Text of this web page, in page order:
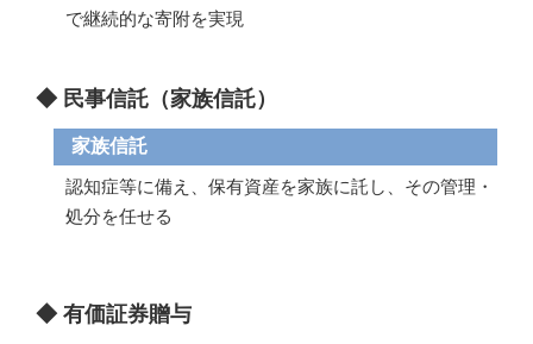
で継続的な寄附を実現
◆ 民事信託（家族信託）
家族信託
認知症等に備え、保有資産を家族に託し、その管理・
処分を任せる
◆ 有価証券贈与